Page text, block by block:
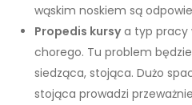
wąskim noskiem są
Propedis kursya typ pracy
chorego. Tu problem
siedząca, stojąca. Dużo
stojąca prowadzi